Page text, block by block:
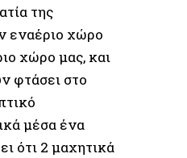
της
εναέριο χώρο
χώρο μας, και
φτάσει στο
μέσα ένα
ότι 2 μαχητικά